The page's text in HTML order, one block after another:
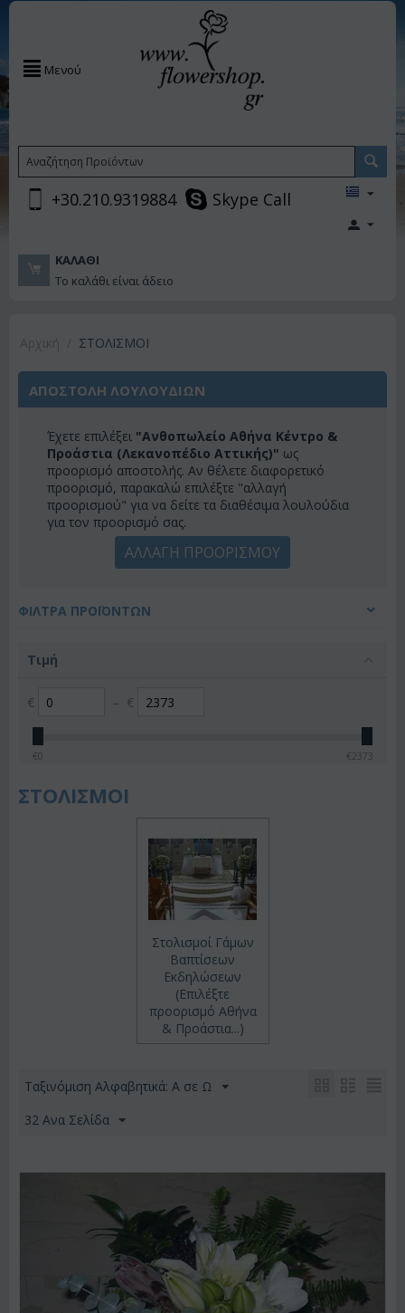
Μενού
+30.210.9319884 Skype Call
ΚΑΛΆΘΙ
Το καλάθι είναι άδειο
ΣΤΟΛΙΣΜΟΙ
ΑΠΟΣΤΟΛΗ ΛΟΥΛΟΥΔΙΩΝ
Έχετε επιλέξει "Ανθοπωλείο Αθήνα Κέντρο &
Προάστια (Λεκανοπέδιο Αττικής)" ως
προορισμό αποστολής. Αν θέλετε διαφορετικό
προορισμό, παρακαλώ επιλέξτε "αλλαγή
προορισμού" για να δείτε τα διαθέσιμα λουλούδια
για τον προορισμό σας.
ΑΛΛΑΓΗ ΠΡΟΟΡΙΣΜΟΥ
ΦΊΛΤΡΑ ΠΡΟΪΌΝΤΩΝ
Τιμή
€ – €
€0 €2373
ΣΤΟΛΙΣΜΟΙ
Στολισμοί Γάμων
Βαπτίσεων
Εκδηλώσεων
(Επιλέξτε
προορισμό Αθήνα
& Προάστια...)
Ταξινόμιση Αλφαβητικά: A σε Ω
32 Ανα Σελίδα